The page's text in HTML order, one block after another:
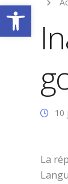
Ouvrir
10
La